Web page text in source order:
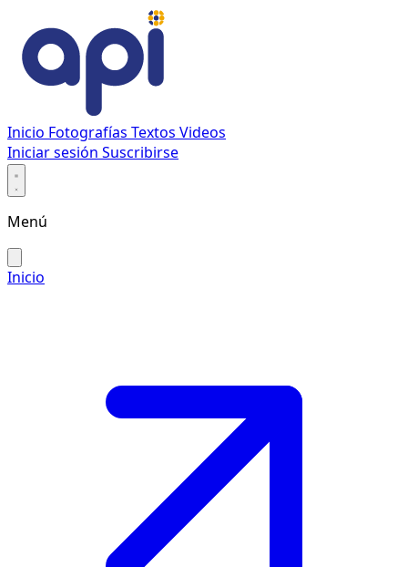
Inicio Fotografías Textos Videos
Iniciar sesión Suscribirse
Menú
Inicio